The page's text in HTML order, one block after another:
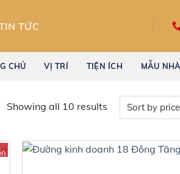
TỨC
CHỦ VỊ TRÍ TIỆN ÍCH MẪU NHÀ
Showing all 10 results